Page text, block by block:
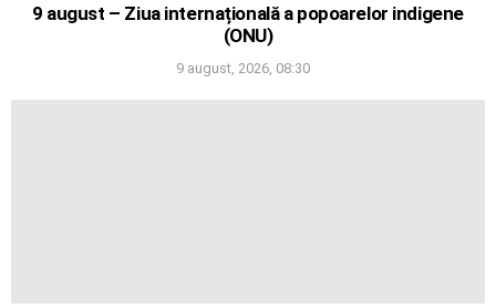
9 august – Ziua internațională a popoarelor indigene
(ONU)
9 august, 2026, 08:30